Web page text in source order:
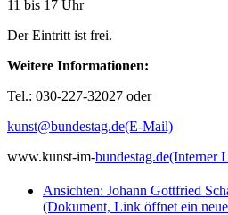
11 bis 17 Uhr
Der Eintritt ist frei.
Weitere Informationen:
Tel.: 030-227-32027 oder
kunst@bundestag.de(E-Mail)
www.kunst-im-bundestag.de(Interner
Ansichten: Johann Gottfried
(Dokument, Link öffnet ein